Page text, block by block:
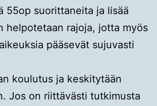
55op suorittaneita ja lisää
helpotetaan rajoja, jotta myös
pääsevät sujuvasti
koulutus ja keskitytään
Jos on riittävästi tutkimusta